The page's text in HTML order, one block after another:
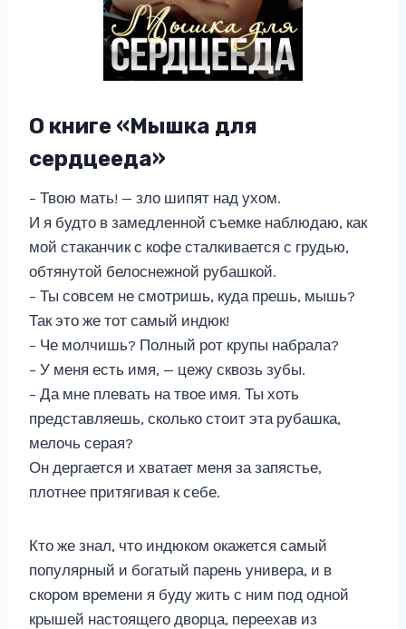
О книге «Мышка для
сердцееда»
– Твою мать! — зло шипят над ухом.
И я будто в замедленной съемке наблюдаю, как
мой стаканчик с кофе сталкивается с грудью,
обтянутой белоснежной рубашкой.
– Ты совсем не смотришь, куда прешь, мышь?
Так это же тот самый индюк!
– Че молчишь? Полный рот крупы набрала?
– У меня есть имя, — цежу сквозь зубы.
– Да мне плевать на твое имя. Ты хоть
представляешь, сколько стоит эта рубашка,
мелочь серая?
Он дергается и хватает меня за запястье,
плотнее притягивая к себе.
Кто же знал, что индюком окажется самый
популярный и богатый парень универа, и в
скором времени я буду жить с ним под одной
крышей настоящего дворца, переехав из